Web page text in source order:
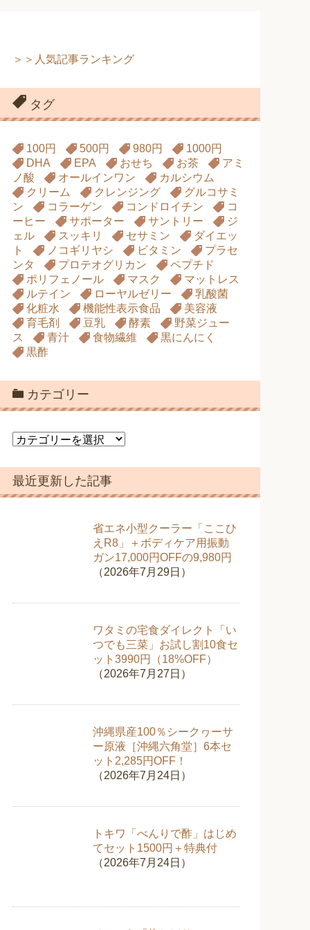
＞＞人気記事ランキング
タグ
100円 500円 980円
1000円
DHA
EPA おせち お茶
アミ
ノ酸
オールインワン
カルシウム
クリーム
クレンジング
グルコサミ
ン
コラーゲン コンドロイチン
コ
ーヒー
サポーター サントリー
ジ
ェル
スッキリ セサミン
ダイエッ
ト
ノコギリヤシ ビタミン
プラセ
ンタ
プロテオグリカン
ペプチド
ポリフェノール
マスク
マットレス
ルテイン
ローヤルゼリー
乳酸菌
化粧水
機能性表示食品
美容液
育毛剤
豆乳 酵素
野菜ジュー
ス
青汁 食物繊維
黒にんにく
黒酢
カテゴリー
カ
ゴ
リ
ー
最近更新した記事
省エネ小型クーラー「ここひ
えR8」＋ボディケア用振動
ガン17,000円OFFの9,980円
（2026年7月29日）
ワタミの宅食ダイレクト「い
つでも三菜」お試し割10食セ
ット3990円（18%OFF）
（2026年7月27日）
沖縄県産100％シークヮーサ
ー原液［沖縄六角堂］6本セ
ット2,285円OFF！
（2026年7月24日）
トキワ「べんりで酢」はじめ
てセット1500円＋特典付
（2026年7月24日）